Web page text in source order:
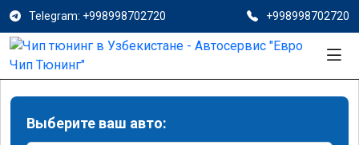
Telegram: +998998702720 +998998702720
Выберите ваш авто: